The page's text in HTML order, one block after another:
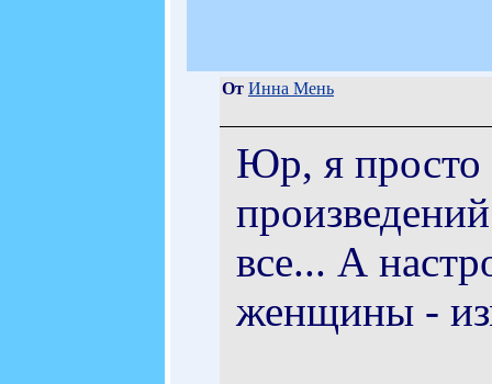
От Инна Мень
Юр, я просто
все... А
женщины -